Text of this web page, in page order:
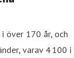
över 170 år, och
varav 4 100 i